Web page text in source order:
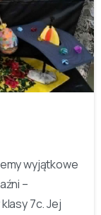
-
wyjątkowe
–
7c. Jej